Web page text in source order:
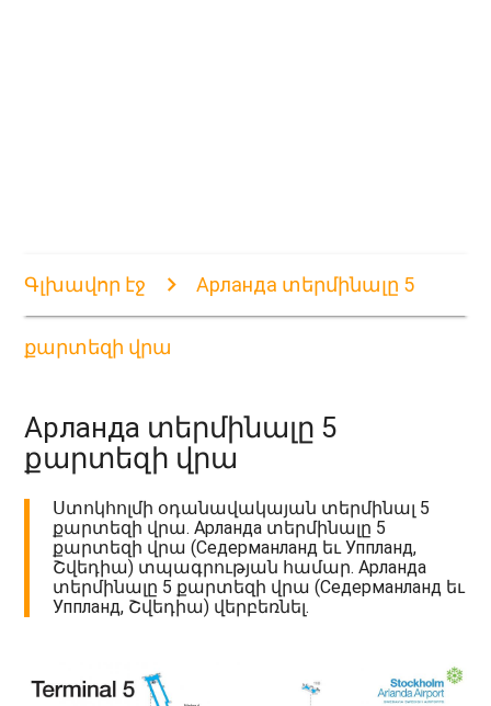
Գլխավոր էջ Арланда տերմինալը 5
քարտեզի վրա
Арланда տերմինալը 5
քարտեզի վրա
Ստոկհոլմի օդանավակայան տերմինալ 5
քարտեզի վրա. Арланда տերմինալը 5
քարտեզի վրա (Седерманланд եւ Уппланд,
Շվեդիա) տպագրության համար. Арланда
տերմինալը 5 քարտեզի վրա (Седерманланд եւ
Уппланд, Շվեդիա) վերբեռնել.